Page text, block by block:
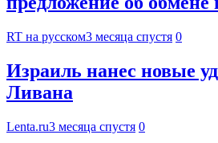
RT на русском3 месяца спустя 0
Израиль нанес новые
Ливана
Lenta.ru3 месяца спустя 0